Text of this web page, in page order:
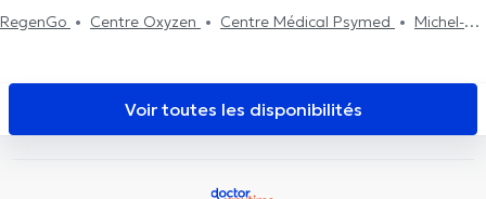
Kinésithérapeutes à Watermael-Boitsfort
RegenGo
Centre Oxyzen Centre Médical Psymed
Michel-
MÉDICAL DU CINQUANTENAIRE
Centre Médical et Paramédical
Europe Schuman
Cabinet Dentaire Joyeuse entrée
Shine
Centre Médical Belliard
Voir toutes les disponibilités